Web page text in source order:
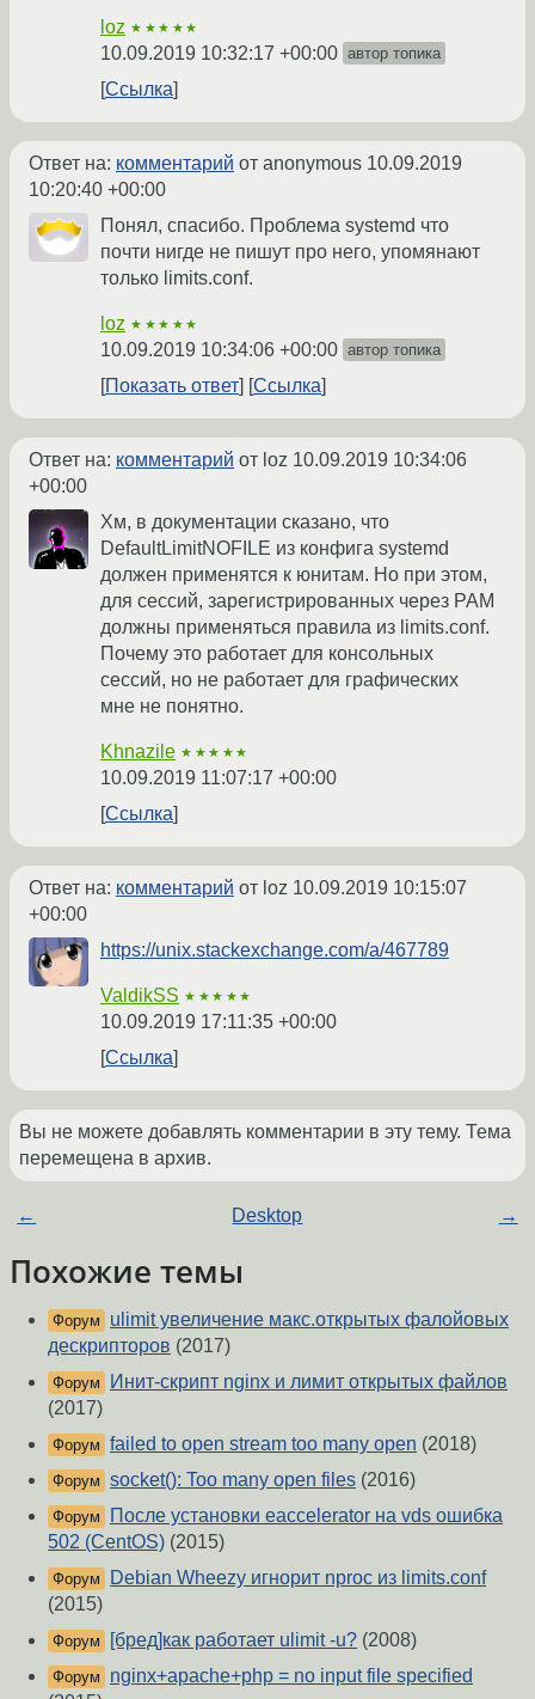
loz ★★★★★
10.09.2019 10:32:17 +00:00 автор топика
Ссылка
Ответ на: комментарий от anonymous 10.09.2019
10:20:40 +00:00
Понял, спасибо. Проблема systemd что
почти нигде не пишут про него, упомянают
только limits.conf.
loz ★★★★★
10.09.2019 10:34:06 +00:00 автор топика
Показать ответ Ссылка
Ответ на: комментарий от loz 10.09.2019 10:34:06
+00:00
Хм, в документации сказано, что
DefaultLimitNOFILE из конфига systemd
должен применятся к юнитам. Но при этом,
для сессий, зарегистрированных через PAM
должны применяться правила из limits.conf.
Почему это работает для консольных
сессий, но не работает для графических
мне не понятно.
Khnazile ★★★★★
10.09.2019 11:07:17 +00:00
Ссылка
Ответ на: комментарий от loz 10.09.2019 10:15:07
+00:00
https://unix.stackexchange.com/a/467789
ValdikSS ★★★★★
10.09.2019 17:11:35 +00:00
Ссылка
Вы не можете добавлять комментарии в эту тему. Тема
перемещена в архив.
← Desktop →
Похожие темы
Форум
ulimit увеличение макс.открытых фалойовых
дескрипторов (2017)
Форум
Инит-скрипт nginx и лимит открытых файлов
(2017)
Форум failed to open stream too many open (2018)
Форум socket(): Too many open files (2016)
Форум
После установки eaccelerator на vds ошибка
502 (CentOS) (2015)
Форум
Debian Wheezy игнорит nproc из limits.conf
(2015)
Форум [бред]как работает ulimit -u? (2008)
Форум
nginx+apache+php = no input file specified